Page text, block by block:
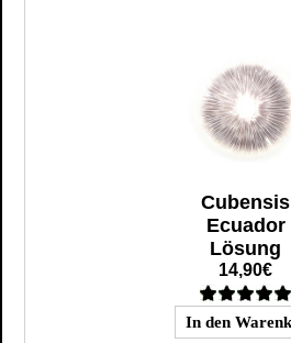
Cubensis
Ecuador
Lösung
14,90€